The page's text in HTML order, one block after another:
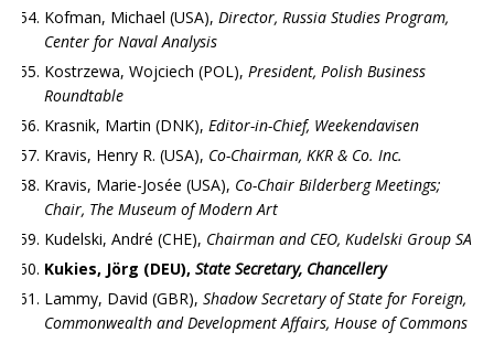
Kofman, Michael (USA), Director, Russia Studies Program,
Center for Naval Analysis
Kostrzewa, Wojciech (POL), President, Polish Business
Roundtable
Krasnik, Martin (DNK), Editor-in-Chief, Weekendavisen
Kravis, Henry R. (USA), Co-Chairman, KKR & Co. Inc.
Kravis, Marie-Josée (USA), Co-Chair Bilderberg Meetings;
Chair, The Museum of Modern Art
Kudelski, André (CHE), Chairman and CEO, Kudelski Group SA
Kukies, Jörg (DEU), State Secretary, Chancellery
Lammy, David (GBR), Shadow Secretary of State for Foreign,
Commonwealth and Development Affairs, House of Commons